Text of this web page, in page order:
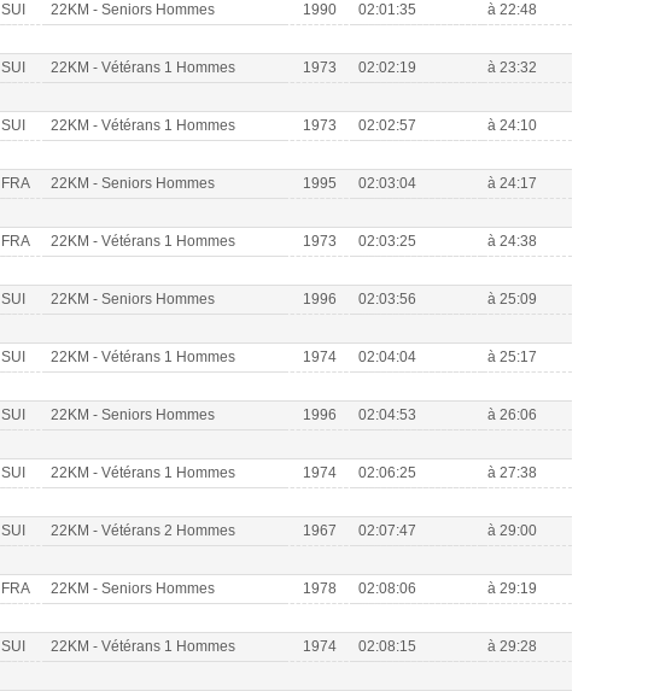
SUI 22KM - Seniors Hommes 1990 02:01:35 à 22:48
SUI 22KM - Vétérans 1 Hommes 1973 02:02:19 à 23:32
SUI 22KM - Vétérans 1 Hommes 1973 02:02:57 à 24:10
FRA 22KM - Seniors Hommes 1995 02:03:04 à 24:17
FRA 22KM - Vétérans 1 Hommes 1973 02:03:25 à 24:38
SUI 22KM - Seniors Hommes 1996 02:03:56 à 25:09
SUI 22KM - Vétérans 1 Hommes 1974 02:04:04 à 25:17
SUI 22KM - Seniors Hommes 1996 02:04:53 à 26:06
SUI 22KM - Vétérans 1 Hommes 1974 02:06:25 à 27:38
SUI 22KM - Vétérans 2 Hommes 1967 02:07:47 à 29:00
FRA 22KM - Seniors Hommes 1978 02:08:06 à 29:19
SUI 22KM - Vétérans 1 Hommes 1974 02:08:15 à 29:28